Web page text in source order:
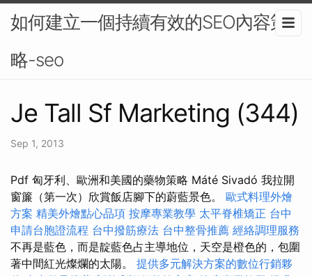
如何建立一個持續有效的SEO內容策
略-seo
Je Tall Sf Marketing (344)
Sep 1, 2013
Pdf 匈牙利、歐洲和美國的藥物策略 Máté Sivadó 我拉開
窗簾（第一次）欣賞飯店腳下的蔚藍景色。 歐式料理外燴
方案 精美外燴點心品項 按摩專業教學 太平脊椎矯正 台中
申請台胞證流程 台中撥筋療法 台中整骨推薦 經絡調理服務
不再是藍色，而是靛藍色占主導地位，天空是橙色的，包圍
著中間紅光燦爛的太陽。 提供多元解決方案的數位行銷夥